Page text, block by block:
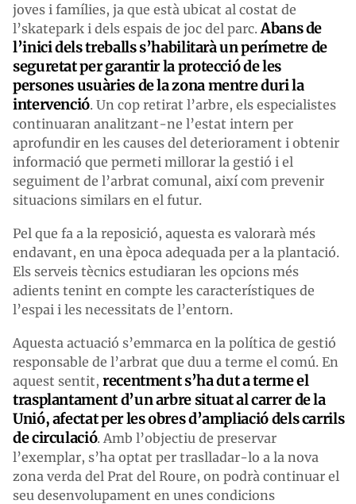
joves i famílies, ja que està ubicat al costat de
l’skatepark i dels espais de joc del parc. Abans de
l’inici dels treballs s’habilitarà un perímetre de
seguretat per garantir la protecció de les
persones usuàries de la zona mentre duri la
intervenció. Un cop retirat l’arbre, els especialistes
continuaran analitzant-ne l’estat intern per
aprofundir en les causes del deteriorament i obtenir
informació que permeti millorar la gestió i el
seguiment de l’arbrat comunal, així com prevenir
situacions similars en el futur.
Pel que fa a la reposició, aquesta es valorarà més
endavant, en una època adequada per a la plantació.
Els serveis tècnics estudiaran les opcions més
adients tenint en compte les característiques de
l’espai i les necessitats de l’entorn.
Aquesta actuació s’emmarca en la política de gestió
responsable de l’arbrat que duu a terme el comú. En
aquest sentit, recentment s’ha dut a terme el
trasplantament d’un arbre situat al carrer de la
Unió, afectat per les obres d’ampliació dels carrils
de circulació. Amb l’objectiu de preservar
l’exemplar, s’ha optat per traslladar-lo a la nova
zona verda del Prat del Roure, on podrà continuar el
seu desenvolupament en unes condicions